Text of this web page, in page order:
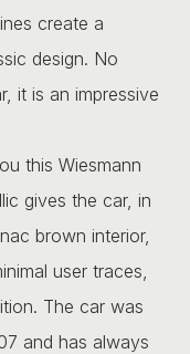
create a
design. No
it is an impressive
this Wiesmann
gives the car, in
brown interior,
user traces,
The car was
and has always